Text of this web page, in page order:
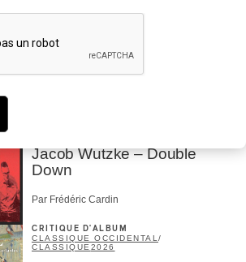
Présence Autochtone I
Anyma Ora envoûte la
Place des Festivals
Jacob Wutzke – Double
Down
Par Frédéric Cardin
CRITIQUE D'ALBUM
CLASSIQUE OCCIDENTAL /
CLASSIQUE 2026